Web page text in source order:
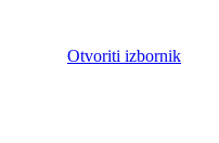
Otvoriti izbornik